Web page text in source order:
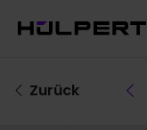
Zurück